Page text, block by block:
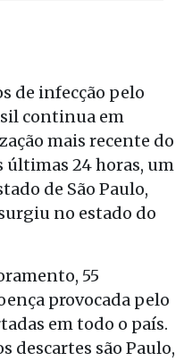
de infecção pelo
continua em
mais recente do
últimas 24 horas, um
de São Paulo,
no estado do
55
provocada pelo
em todo o país.
descartes são Paulo,